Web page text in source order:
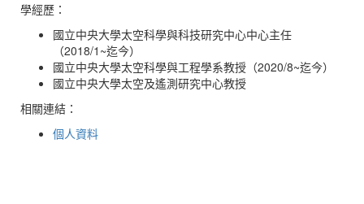
學經歷：
國立中央大學太空科學與科技研究中心中心主任
（2018/1~迄今）
國立中央大學太空科學與工程學系教授（2020/8~迄今）
國立中央大學太空及遙測研究中心教授
相關連結：
個人資料